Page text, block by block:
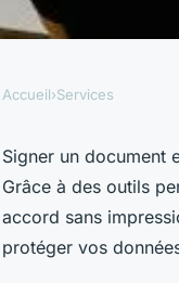
un
et
Accueil›Services
Signer un document
Grâce à des outils
accord sans
protéger vos